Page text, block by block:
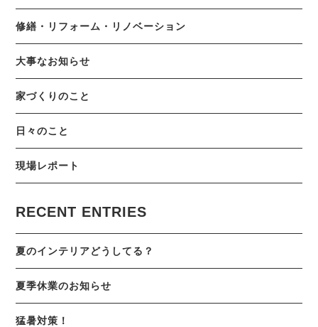
修繕・リフォーム・リノベーション
大事なお知らせ
家づくりのこと
日々のこと
現場レポート
RECENT ENTRIES
夏のインテリアどうしてる？
夏季休業のお知らせ
猛暑対策！